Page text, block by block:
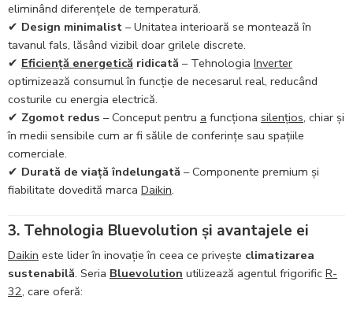
eliminând diferențele de temperatură.
✔ Design minimalist – Unitatea interioară se montează în
tavanul fals, lăsând vizibil doar grilele discrete.
✔ Eficiență energetică ridicată – Tehnologia Inverter
optimizează consumul în funcție de necesarul real, reducând
costurile cu energia electrică.
✔ Zgomot redus – Conceput pentru a funcționa silențios, chiar și
în medii sensibile cum ar fi sălile de conferințe sau spațiile
comerciale.
✔ Durată de viață îndelungată – Componente premium și
fiabilitate dovedită marca Daikin.
3. Tehnologia Bluevolution și avantajele ei
Daikin este lider în inovație în ceea ce privește climatizarea
sustenabilă. Seria Bluevolution utilizează agentul frigorific R-
32, care oferă: